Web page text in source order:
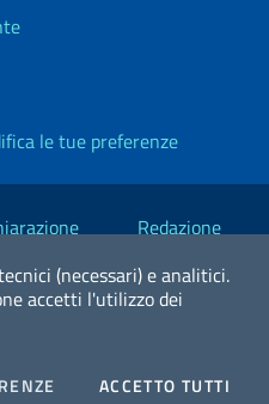
(necessari) e analitici.
accetti l'utilizzo dei
COOKIESACCETTO TUTTI
le tue preferenze
Redazione